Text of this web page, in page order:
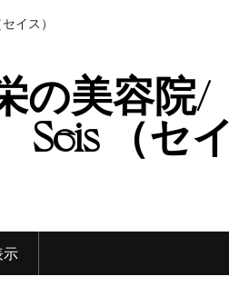
イス）
の美容院/
（セイ
示